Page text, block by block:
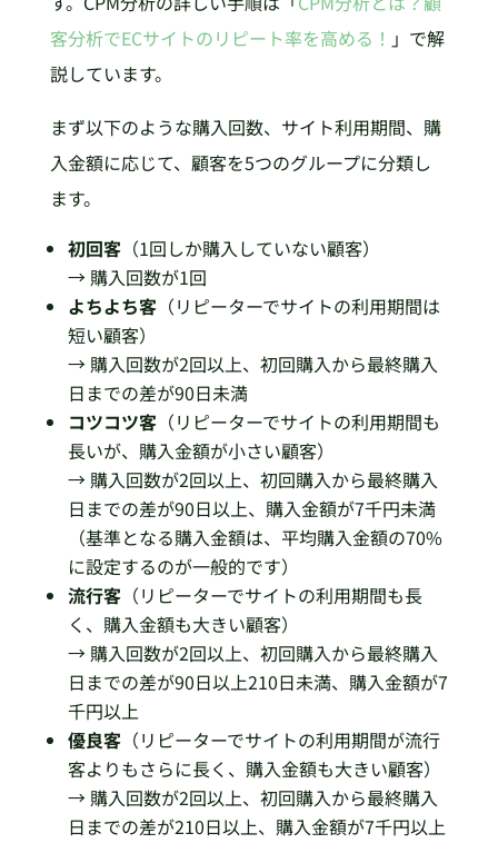
客分析でECサイトのリピート率を高める！ 」で解
説しています。
まず以下のような購入回数、サイト利用期間、購
入金額に応じて、顧客を5つのグループに分類し
ます。
初回客（1回しか購入していない顧客）
→ 購入回数が1回
よちよち客（リピーターでサイトの利用期間は
短い顧客）
→ 購入回数が2回以上、初回購入から最終購入
日までの差が90日未満
コツコツ客（リピーターでサイトの利用期間も
長いが、購入金額が小さい顧客）
→ 購入回数が2回以上、初回購入から最終購入
日までの差が90日以上、購入金額が7千円未満
（基準となる購入金額は、平均購入金額の70%
に設定するのが一般的です）
流行客（リピーターでサイトの利用期間も長
く、購入金額も大きい顧客）
→ 購入回数が2回以上、初回購入から最終購入
日までの差が90日以上210日未満、購入金額が7
千円以上
優良客（リピーターでサイトの利用期間が流行
客よりもさらに長く、購入金額も大きい顧客）
→ 購入回数が2回以上、初回購入から最終購入
日までの差が210日以上、購入金額が7千円以上